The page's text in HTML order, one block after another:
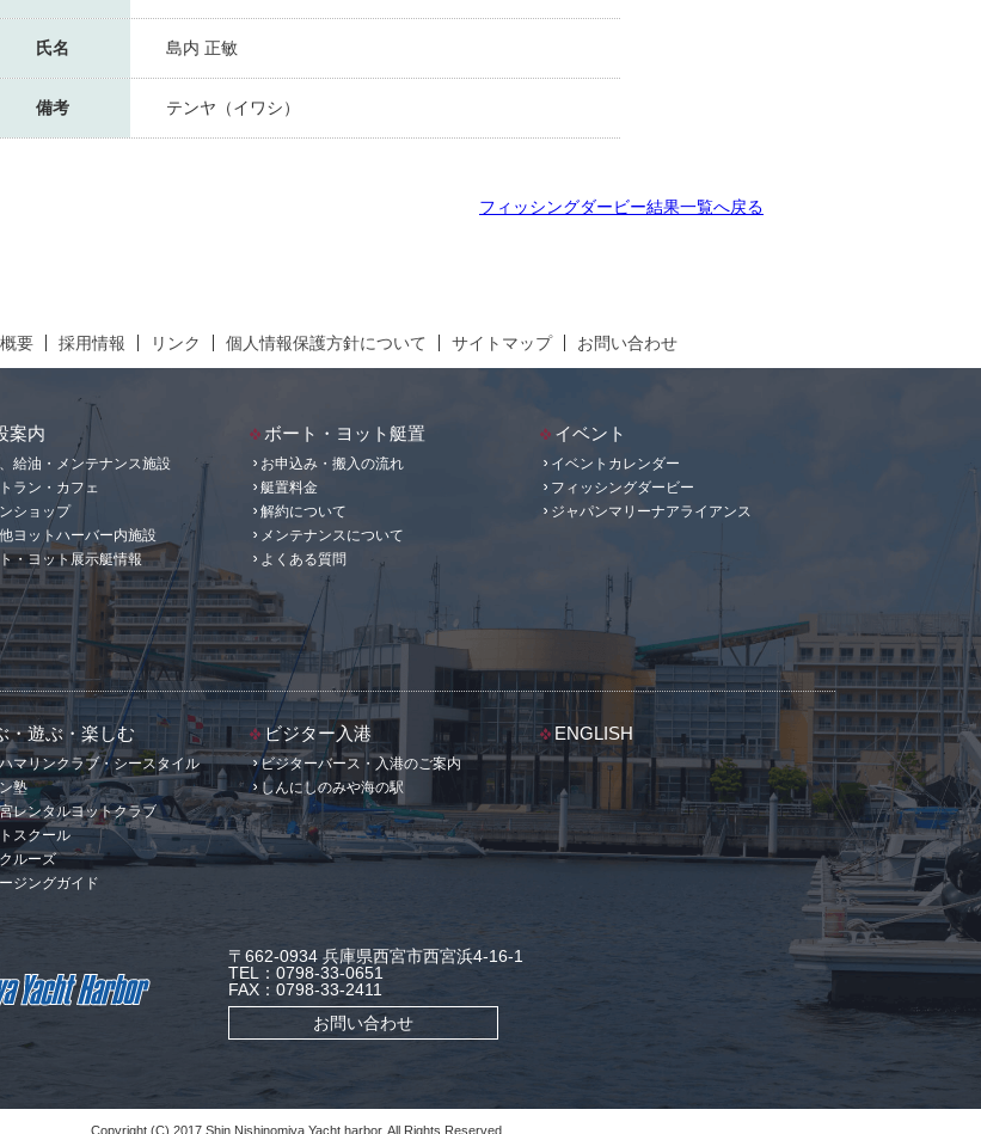
氏名 島内 正敏
備考 テンヤ（イワシ）
フィッシングダービー結果一覧へ戻る
要 採用情報 リンク 個人情報保護方針について サイトマップ お問い合わせ
案内
給油・メンテナンス施設
ラン・カフェ
ショップ
ヨットハーバー内施設
・ヨット展示艇情報
ボート・ヨット艇置
お申込み・搬入の流れ
艇置料金
解約について
メンテナンスについて
よくある質問
イベント
イベントカレンダー
フィッシングダービー
ジャパンマリーナアライアンス
・遊ぶ・楽しむ
マリンクラブ・シースタイル
塾
レンタルヨットクラブ
スクール
ルーズ
ジングガイド
ビジター入港
ビジターバース・入港のご案内
しんにしのみや海の駅
ENGLISH
〒662-0934 兵庫県西宮市西宮浜4-16-1
TEL：0798-33-0651
FAX：0798-33-2411
お問い合わせ
Copyright (C) 2017 Shin Nishinomiya Yacht harbor. All Rights Reserved.